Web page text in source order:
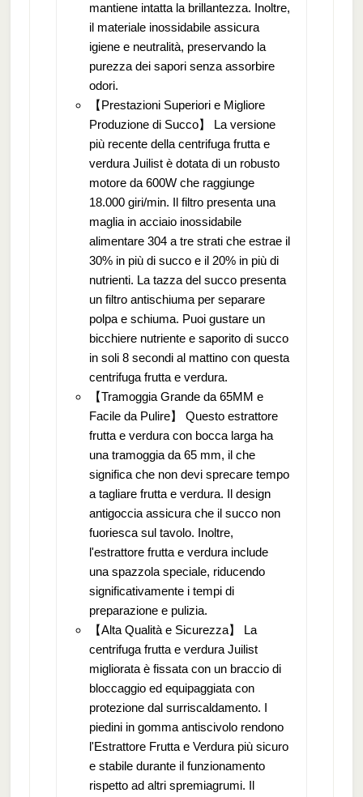
mantiene intatta la brillantezza. Inoltre,
il materiale inossidabile assicura
igiene e neutralità, preservando la
purezza dei sapori senza assorbire
odori.
【Prestazioni Superiori e Migliore
Produzione di Succo】 La versione
più recente della centrifuga frutta e
verdura Juilist è dotata di un robusto
motore da 600W che raggiunge
18.000 giri/min. Il filtro presenta una
maglia in acciaio inossidabile
alimentare 304 a tre strati che estrae il
30% in più di succo e il 20% in più di
nutrienti. La tazza del succo presenta
un filtro antischiuma per separare
polpa e schiuma. Puoi gustare un
bicchiere nutriente e saporito di succo
in soli 8 secondi al mattino con questa
centrifuga frutta e verdura.
【Tramoggia Grande da 65MM e
Facile da Pulire】 Questo estrattore
frutta e verdura con bocca larga ha
una tramoggia da 65 mm, il che
significa che non devi sprecare tempo
a tagliare frutta e verdura. Il design
antigoccia assicura che il succo non
fuoriesca sul tavolo. Inoltre,
l'estrattore frutta e verdura include
una spazzola speciale, riducendo
significativamente i tempi di
preparazione e pulizia.
【Alta Qualità e Sicurezza】 La
centrifuga frutta e verdura Juilist
migliorata è fissata con un braccio di
bloccaggio ed equipaggiata con
protezione dal surriscaldamento. I
piedini in gomma antiscivolo rendono
l'Estrattore Frutta e Verdura più sicuro
e stabile durante il funzionamento
rispetto ad altri spremiagrumi. Il